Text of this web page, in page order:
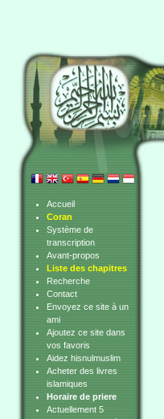
Accueil
Coran
Système de
transcription
Avant-propos
Liste des chapitres
Recherche
Contact
Envoyez ce site à un
ami
Ajoutez ce site dans
vos favoris
Aidez hisnulmuslim
Acheter des livres
islamiques
Horaire de priere
Actuellement 5